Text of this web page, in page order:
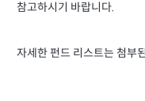
참고하시기 바랍니다.
자세한 펀드 리스트는 첨부